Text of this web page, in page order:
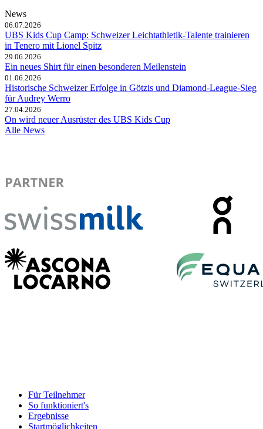
News
06.07.2026
UBS Kids Cup Camp: Schweizer Leichtathletik-Talente trainieren
in Tenero mit Lionel Spitz
29.06.2026
Ein neues Shirt für einen besonderen Meilenstein
01.06.2026
Historische Schweizer Erfolge in Götzis und Diamond-League-Sieg
für Audrey Werro
27.04.2026
On wird neuer Ausrüster des UBS Kids Cup
Alle News
Für Teilnehmer
So funktioniert's
Ergebnisse
Startmöglichkeiten